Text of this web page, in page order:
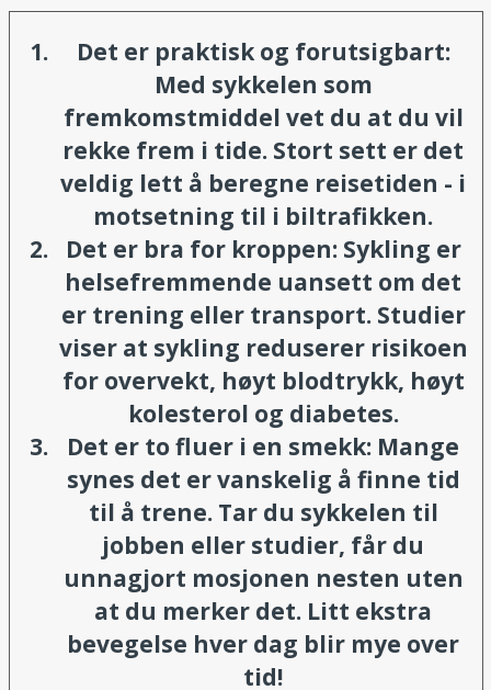
Det er praktisk og forutsigbart:
Med sykkelen som
fremkomstmiddel vet du at du vil
rekke frem i tide. Stort sett er det
veldig lett å beregne reisetiden - i
motsetning til i biltrafikken.
Det er bra for kroppen:Sykling er
helsefremmende uansett om det
er trening eller transport. Studier
viser at sykling reduserer risikoen
for overvekt, høyt blodtrykk, høyt
kolesterol og diabetes.
Det er to fluer i en smekk: Mange
synes det er vanskelig å finne tid
til å trene. Tar du sykkelen til
jobben eller studier, får du
unnagjort mosjonen nesten uten
at du merker det. Litt ekstra
bevegelse hver dag blir mye over
tid!